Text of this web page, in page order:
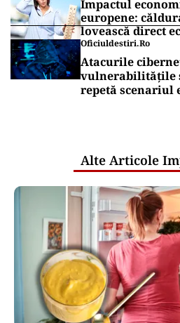
Impactul
europene:
lovească direct
Oficiuldestiri.ro
Atacurile
vulnerabilitățile
repetă scenariul
Alte Articole